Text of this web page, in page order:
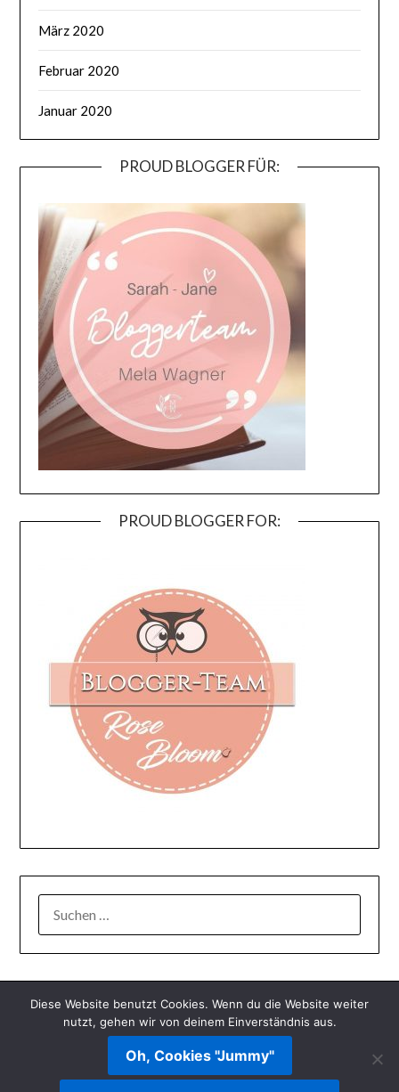
März 2020
Februar 2020
Januar 2020
PROUD BLOGGER FÜR:
PROUD BLOGGER FOR:
NACH:
Diese Website benutzt Cookies. Wenn du die Website weiter
nutzt, gehen wir von deinem Einverständnis aus.
Oh, Cookies "Jummy"